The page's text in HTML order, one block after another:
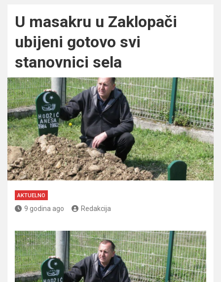
U masakru u Zaklopači
ubijeni gotovo svi
stanovnici sela
AKTUELNO
9 godina ago Redakcija